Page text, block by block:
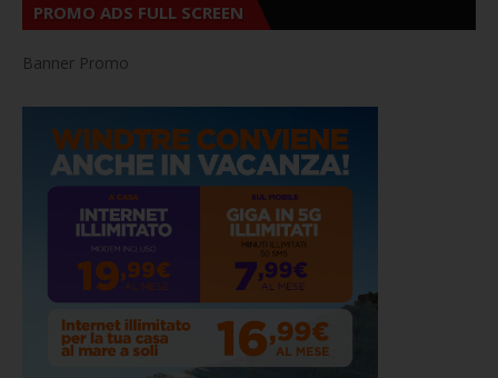
PROMO ADS FULL SCREEN
Banner Promo